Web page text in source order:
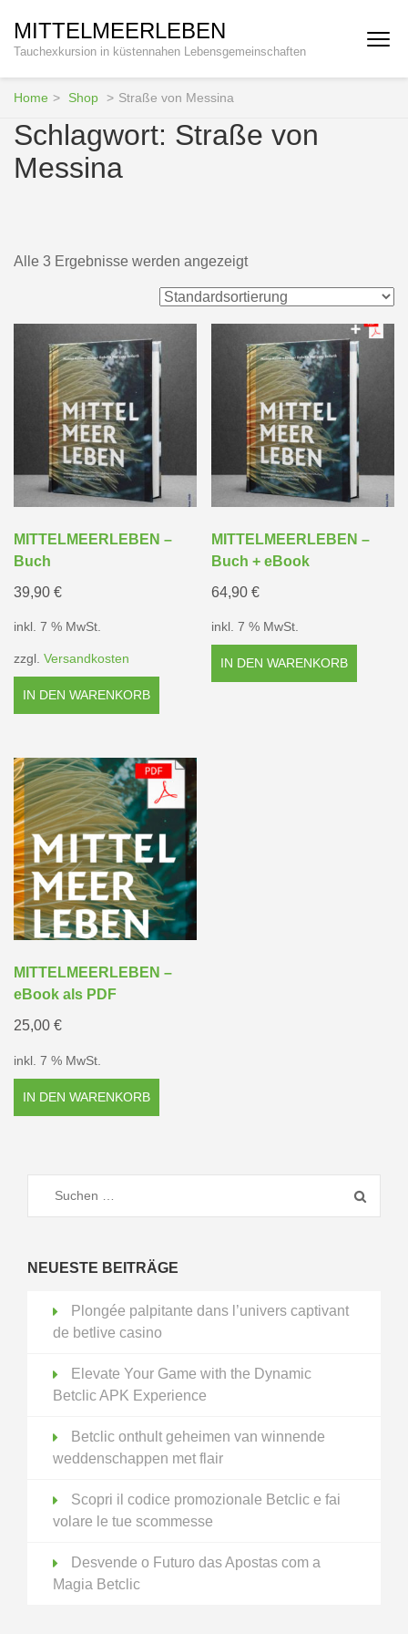
Inhalt
springen
(Enter
drücken)
MITTELMEERLEBEN
Tauchexkursion in küstennahen Lebensgemeinschaften
Home > Shop > Straße von Messina
Schlagwort: Straße von
Messina
Alle 3 Ergebnisse werden angezeigt
MITTELMEERLEBEN –
Buch
39,90 €
inkl. 7 % MwSt.
zzgl. Versandkosten
IN DEN WARENKORB
MITTELMEERLEBEN –
Buch + eBook
64,90€
inkl. 7 % MwSt.
IN DEN WARENKORB
MITTELMEERLEBEN –
eBook als PDF
25,00 €
inkl. 7 % MwSt.
IN DEN WARENKORB
Suchen
nach:
NEUESTE BEITRÄGE
Plongée palpitante dans l’univers captivant
de betlive casino
Elevate Your Game with the Dynamic
Betclic APK Experience
Betclic onthult geheimen van winnende
weddenschappen met flair
Scopri il codice promozionale Betclic e fai
volare le tue scommesse
Desvende o Futuro das Apostas com a
Magia Betclic